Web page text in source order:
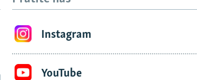
Instagram
YouTube